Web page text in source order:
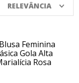
RELEVÂNCIA